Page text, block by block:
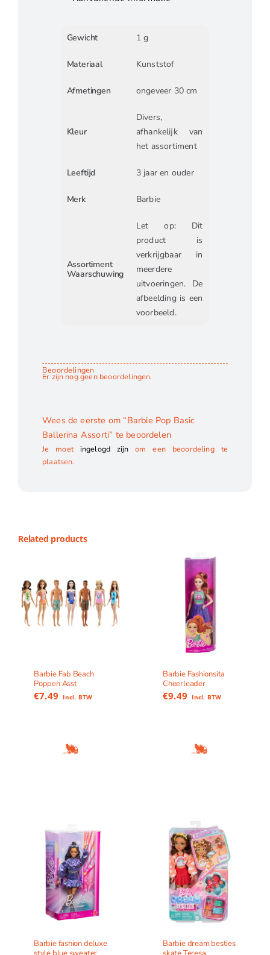
Gewicht 1 g
Materiaal Kunststof
Afmetingen ongeveer 30 cm
Kleur
Divers,
afhankelijk van
het assortiment
Leeftijd 3 jaar en ouder
Merk Barbie
Assortiment
Waarschuwing
Let op: Dit
product is
verkrijgbaar in
meerdere
uitvoeringen. De
afbeelding is een
voorbeeld.
Beoordelingen
Er zijn nog geen beoordelingen.
Wees de eerste om “Barbie Pop Basic
Ballerina Assorti” te beoordelen
Je moet ingelogd zijn om een beoordeling te
plaatsen.
Related products
Barbie Fab Beach
Poppen Asst
€7.49 Incl. BTW
Barbie Fashionsita
Cheerleader
€9.49 Incl. BTW
Barbie fashion deluxe
Barbie dream besties